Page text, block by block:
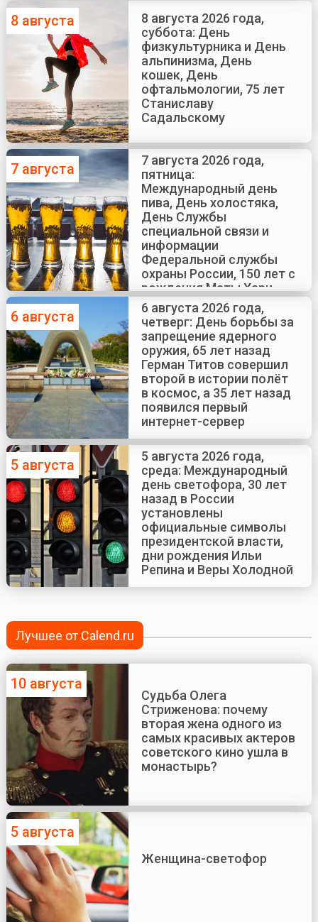
8 августа
8 августа 2026 года,
суббота: День
физкультурника и День
альпинизма, День
кошек, День
офтальмологии, 75 лет
Станиславу
Садальскому
7 августа
7 августа 2026 года,
пятница:
Международный день
пива, День холостяка,
День Службы
специальной связи и
информации
Федеральной службы
охраны России, 150 лет с
рождения Маты Хари
6 августа
6 августа 2026 года,
четверг: День борьбы за
запрещение ядерного
оружия, 65 лет назад
Герман Титов совершил
второй в истории полёт
в космос, а 35 лет назад
появился первый
интернет-сервер
5 августа
5 августа 2026 года,
среда: Международный
день светофора, 30 лет
назад в России
установлены
официальные символы
президентской власти,
дни рождения Ильи
Репина и Веры Холодной
Лучшее от Calend.ru
10 августа
Судьба Олега
Стриженова: почему
вторая жена одного из
самых красивых актеров
советского кино ушла в
монастырь?
5 августа
Женщина-светофор